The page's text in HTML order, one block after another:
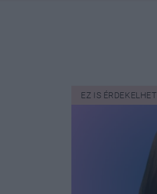
EZ IS ÉRDEKELHET